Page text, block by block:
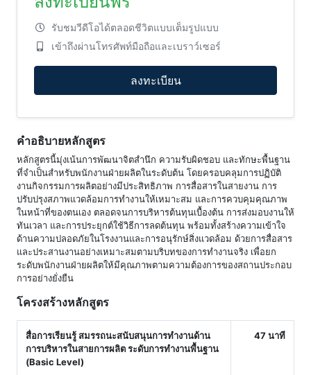
รับชมวีดีโอได้ตลอดชีวิตแบบเต็มรูปแบบ
เข้าถึงผ่านโทรศัพท์มือถือและเบราว์เซอร์
ลงทะเบียน
คำอธิบายหลักสูตร
หลักสูตรนี้มุ่งเน้นการพัฒนาจิตสำนึก ความรับผิดชอบ และทักษะพื้นฐาน
ที่จำเป็นสำหรับพนักงานฝ่ายผลิตในระดับต้น โดยครอบคลุมการปฏิบัติ
งานกิจกรรมการผลิตอย่างมีประสิทธิภาพ การสื่อสารในสายงาน การ
ปรับปรุงสภาพแวดล้อมการทำงานให้เหมาะสม และการควบคุมคุณภาพ
ในหน้าที่ของตนเอง ตลอดจนการบริหารต้นทุนเบื้องต้น การส่งมอบงานให้
ทันเวลา และการประยุกต์ใช้วิธีการลดต้นทุน พร้อมทั้งสร้างความเข้าใจ
ด้านความปลอดภัยในโรงงานและการอนุรักษ์สิ่งแวดล้อม ด้วยการสื่อสาร
และประสานงานอย่างเหมาะสมตามบริบทของการทำงานจริง เพื่อยก
ระดับพนักงานฝ่ายผลิตให้มีคุณภาพตามความต้องการของสถานประกอบ
การอย่างยั่งยืน
โครงสร้างหลักสูตร
สื่อการเรียนรู้ สมรรถนะสนับสนุนการทำงานด้าน
การบริหารในสายการผลิต ระดับการทำงานพื้นฐาน
(Basic Level)
47 นาที